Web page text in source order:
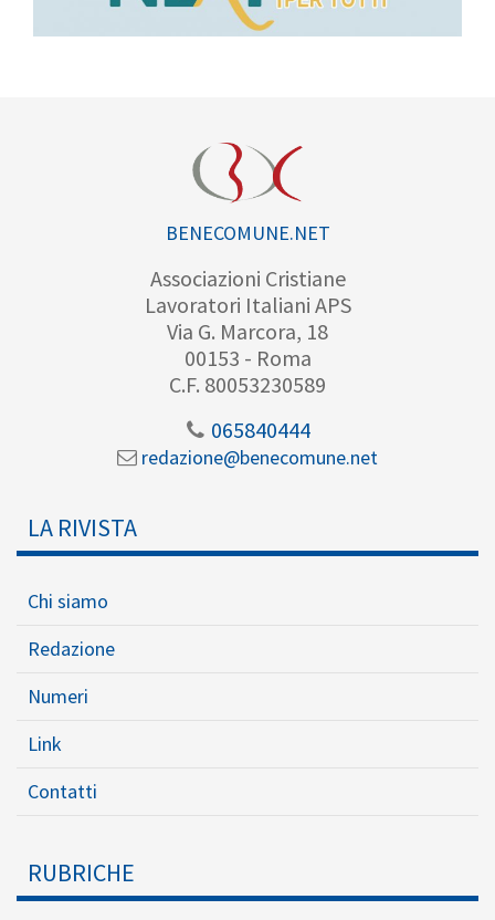
BENECOMUNE.NET
Associazioni Cristiane
Lavoratori Italiani APS
Via G. Marcora, 18
00153 - Roma
C.F. 80053230589
065840444
redazione@benecomune.net
LA RIVISTA
Chi siamo
Redazione
Numeri
Link
Contatti
RUBRICHE